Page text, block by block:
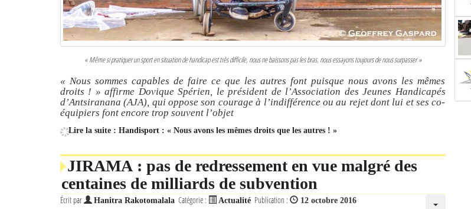
« Même si pratiquer un sport en situation de handicap est très difficile, nous ne baissons pas les bras, nous essayons toujours de nous surpasser »
« Nous sommes capables de faire ce que les autres font puisque nous avons les mêmes
droits ! » affirme Dovique Spérien, le président de l’Association des Jeunes Handicapés
d’Antsiranana (AJA), qui oppose son courage à l’indifférence ou au rejet dont lui et ses co-
équipiers font encore trop souvent l’objet
Lire la suite : Handisport : « Nous avons les mêmes droits que les autres ! »
JIRAMA : pas de redressement en vue malgré des
centaines de milliards de subvention
Écrit par Hanitra Rakotomalala Catégorie : Actualité Publication : 12 octobre 2016